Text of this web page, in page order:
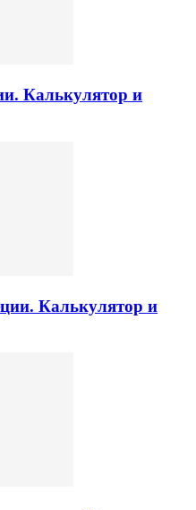
Калькулятор и
Калькулятор и